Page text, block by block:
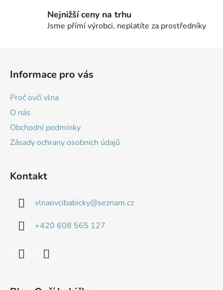
p
i
Nejnižší ceny na trhu
Jsme přímí výrobci, neplatíte za prostředníky
Informace pro vás
Proč ovčí vlna
O nás
Obchodní podmínky
Zásady ochrany osobních údajů
Kontakt
vlnaovcibabicky@seznam.cz
+420 608 565 127